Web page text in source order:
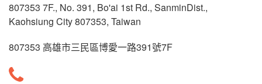
807353 7F., No. 391, Bo'ai 1st Rd., SanminDist.,
Kaohsiung City 807353, Taiwan
807353 高雄市三民區博愛一路391號7F